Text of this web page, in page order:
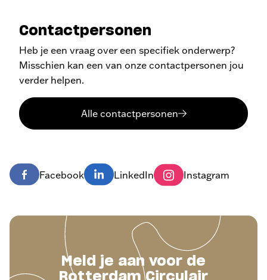
Contactpersonen
Heb je een vraag over een specifiek onderwerp?
Misschien kan een van onze contactpersonen jou
verder helpen.
Alle contactpersonen
Facebook LinkedIn Instagram
Meld je aan voor de
Rotterdam Circulair